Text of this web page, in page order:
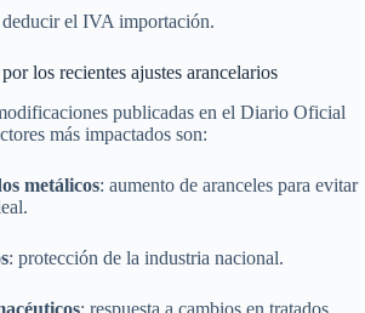
el IVA importación.
los recientes ajustes arancelarios
publicadas en el Diario Oficial
más impactados son:
metálicos: aumento de aranceles para evitar
: protección de la industria nacional.
: respuesta a cambios en tratados